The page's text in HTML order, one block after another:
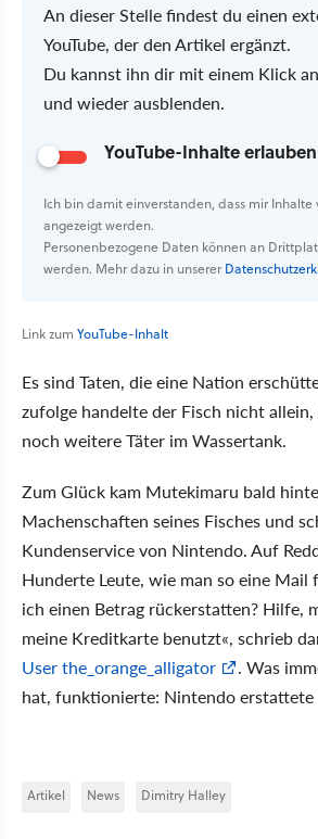
An dieser Stelle findest du einen
YouTube, der den Artikel ergänzt.
Du kannst ihn dir mit einem Klick
und wieder ausblenden.
YouTube-Inhalte erlauben
Ich bin damit einverstanden, dass mir Inhalte
angezeigt werden.
Personenbezogene Daten können an
werden. Mehr dazu in unserer
Link zum YouTube-Inhalt
Es sind Taten, die eine Nation
zufolge handelte der Fisch nicht allein,
noch weitere Täter im Wassertank.
Zum Glück kam Mutekimaru bald
Machenschaften seines Fisches und
Kundenservice von Nintendo. Auf
Hunderte Leute, wie man so eine Mail
ich einen Betrag rückerstatten? Hilfe,
meine Kreditkarte benutzt«, schrieb
User the_orange_alligator
. Was
hat, funktionierte: Nintendo erstattete
Artikel News Dimitry Halley